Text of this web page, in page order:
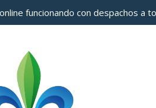
funcionando con despachos a